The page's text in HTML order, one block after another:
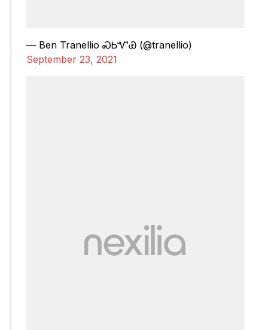
— Ben Tranellio ᏍᏏᏉᏯ (@tranellio)
September 23, 2021